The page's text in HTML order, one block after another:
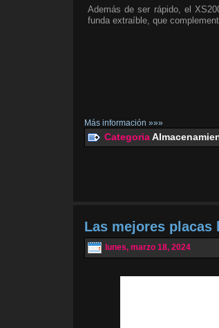
Además de ser rápido, el
funda extraíble, que
Más información »»»
Categoria
Las mejores placas
lunes, marzo 18, 2024